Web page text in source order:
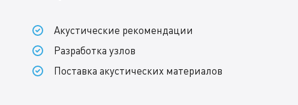
Акустические рекомендации
Разработка узлов
Поставка акустических материалов